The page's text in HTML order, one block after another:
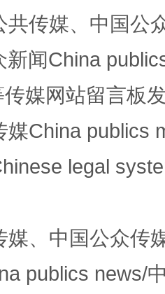
有效落实 一纸欠
共传媒、中国公
新闻China
媒网站留言板
媒China publics
legal
媒、中国公众传
publics news/